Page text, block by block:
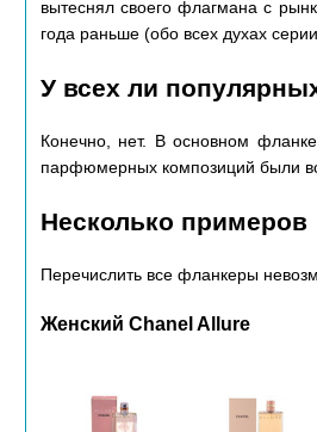
вытеснял своего флагмана с
года раньше (обо всех духах
У всех ли
Конечно, нет. В основном
парфюмерных композиций были
Несколько примеров
Перечислить все фланкеры
Женский Chanel Allure